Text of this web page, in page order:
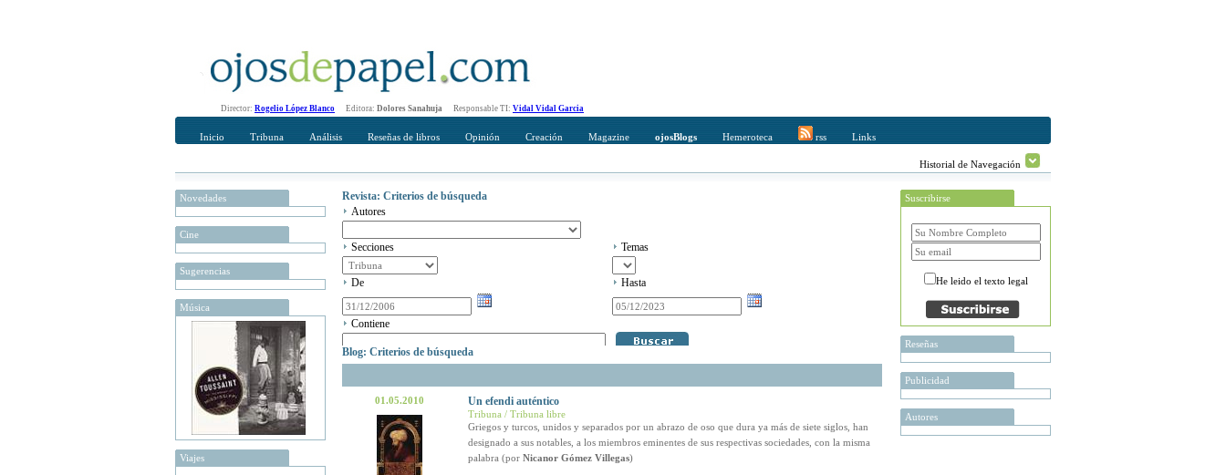
Director: Rogelio López Blanco Editora: Dolores Sanahuja Responsable TI: Vidal Vidal Garcia
Inicio Tribuna Análisis Reseñas de libros Opinión Creación Magazine ojosBlogs Hemeroteca rss Links
Historial de Navegación
Novedades
Cine
Sugerencias
Música
Viajes
Revista: Criterios de búsqueda
Autores
Secciones Temas
De Hasta
Contiene
Blog: Criterios de búsqueda
01.05.2010 Un efendi auténtico
Tribuna / Tribuna libre
Griegos y turcos, unidos y separados por un abrazo de oso que dura ya más de siete siglos, han
designado a sus notables, a los miembros eminentes de sus respectivas sociedades, con la misma
palabra (por Nicanor Gómez Villegas)
Suscribirse
He leido el texto legal
Reseñas
Publicidad
Autores